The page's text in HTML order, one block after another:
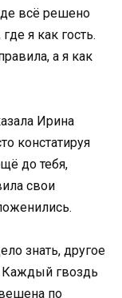
всё решено
я как гость.
а я как
Ирина
констатируя
до тебя,
свои
знать, другое
Каждый гвоздь
по